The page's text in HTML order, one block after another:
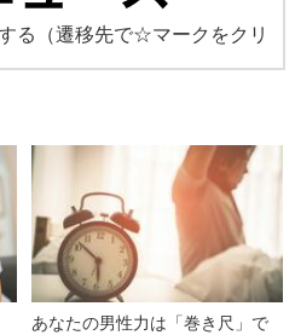
る
（遷移先で☆マークをクリ
あなたの男性力は「巻き尺」で